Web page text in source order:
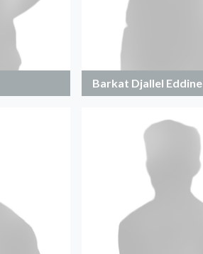
Barkat Djallel Eddine